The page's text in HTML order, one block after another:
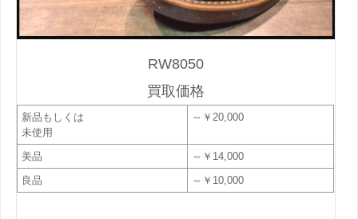
RW8050
買取価格
新品もしくは
未使用
～￥20,000
美品
～￥14,000
良品
～￥10,000